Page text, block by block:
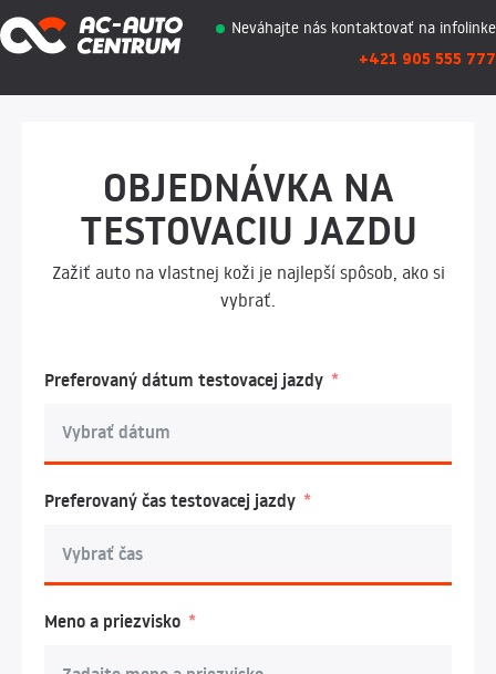
Neváhajte nás kontaktovať na infolinke
+421 905 555 777
OBJEDNÁVKA NA
TESTOVACIU JAZDU
Zažiť auto na vlastnej koži je najlepší spôsob, ako si
vybrať.
Preferovaný dátum testovacej jazdy
Preferovaný čas testovacej jazdy
Meno a priezvisko